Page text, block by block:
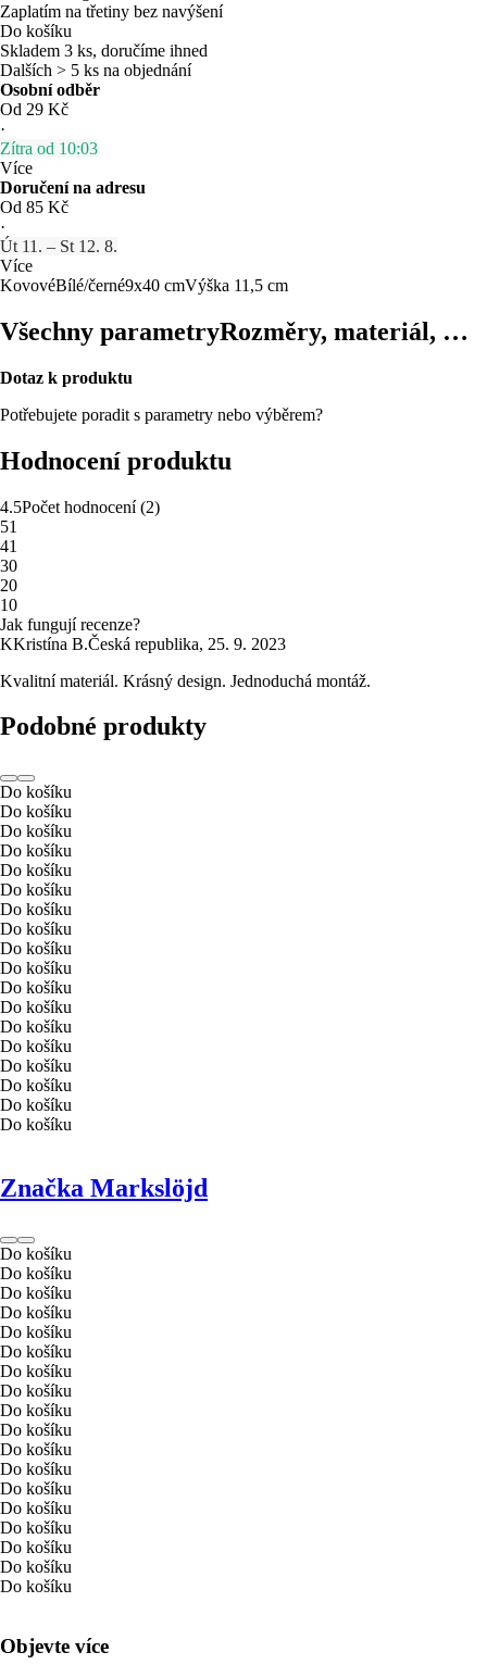
Zaplatím na třetiny bez navýšení
Do košíku
Skladem 3 ks, doručíme ihned
Dalších > 5 ks na objednání
Osobní odběr
Od 29 Kč
·
Zítra od 10:03
Více
Doručení na adresu
Od 85 Kč
·
Út 11. – St 12. 8.
Více
KovovéBílé/černé9x40 cmVýška 11,5 cm
Všechny parametryRozměry, materiál, …
Dotaz k produktu
Potřebujete poradit s parametry nebo výběrem?
Hodnocení produktu
4.5Počet hodnocení(2)
51
41
30
20
10
Jak fungují recenze?
KKristína B.Česká republika, 25. 9. 2023
Kvalitní materiál. Krásný design. Jednoduchá montáž.
Podobné produkty
Do košíku
Do košíku
Do košíku
Do košíku
Do košíku
Do košíku
Do košíku
Do košíku
Do košíku
Do košíku
Do košíku
Do košíku
Do košíku
Do košíku
Do košíku
Do košíku
Do košíku
Do košíku
Značka Markslöjd
Do košíku
Do košíku
Do košíku
Do košíku
Do košíku
Do košíku
Do košíku
Do košíku
Do košíku
Do košíku
Do košíku
Do košíku
Do košíku
Do košíku
Do košíku
Do košíku
Do košíku
Do košíku
Objevte více